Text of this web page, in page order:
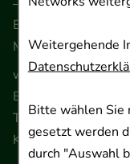
Weitergehende
Bitte wählen Sie
gesetzt werden
durch "Auswahl
Beratung und
Montag - Freitag
www.ApoSalis.de·
Ernst-August-Platz
Telefon 0511 89
Kontaktformular